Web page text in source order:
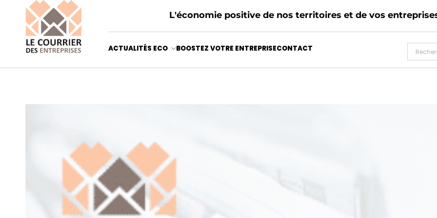
L'économie positive de nos territoires et de vos
ACTUALITÉS ECO BOOSTEZ VOTRE ENTREPRISECONTACT